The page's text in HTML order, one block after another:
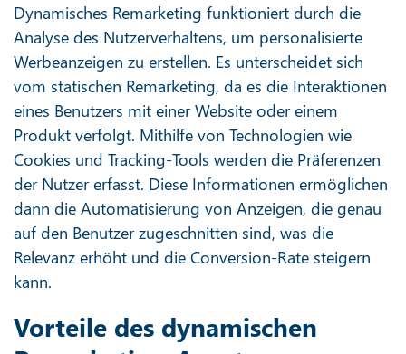
Dynamisches Remarketing funktioniert durch die
Analyse des Nutzerverhaltens, um personalisierte
Werbeanzeigen zu erstellen. Es unterscheidet sich
vom statischen Remarketing, da es die Interaktionen
eines Benutzers mit einer Website oder einem
Produkt verfolgt. Mithilfe von Technologien wie
Cookies und Tracking-Tools werden die Präferenzen
der Nutzer erfasst. Diese Informationen ermöglichen
dann die Automatisierung von Anzeigen, die genau
auf den Benutzer zugeschnitten sind, was die
Relevanz erhöht und die Conversion-Rate steigern
kann.
Vorteile des dynamischen